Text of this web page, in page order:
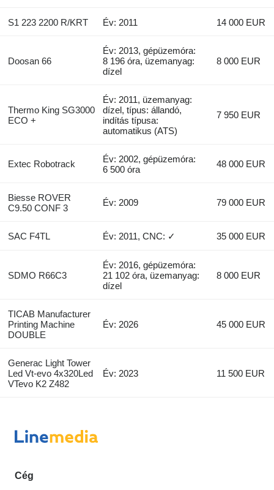
S1 223 2200 R/KRT Év: 2011 14 000 EUR
Doosan 66
Év: 2013, gépüzemóra:
8 196 óra, üzemanyag:
dízel
8 000 EUR
Thermo King SG3000
ECO +
Év: 2011, üzemanyag:
dízel, típus: állandó,
indítás típusa:
automatikus (ATS)
7 950 EUR
Extec Robotrack
Év: 2002, gépüzemóra:
6 500 óra
48 000 EUR
Biesse ROVER
C9.50 CONF 3
Év: 2009 79 000 EUR
SAC F4TL Év: 2011, CNC: ✓ 35 000 EUR
SDMO R66C3
Év: 2016, gépüzemóra:
21 102 óra, üzemanyag:
dízel
8 000 EUR
TICAB Manufacturer
Printing Machine
DOUBLE
Év: 2026 45 000 EUR
Generac Light Tower
Led Vt-evo 4x320Led
VTevo K2 Z482
Év: 2023 11 500 EUR
Cég